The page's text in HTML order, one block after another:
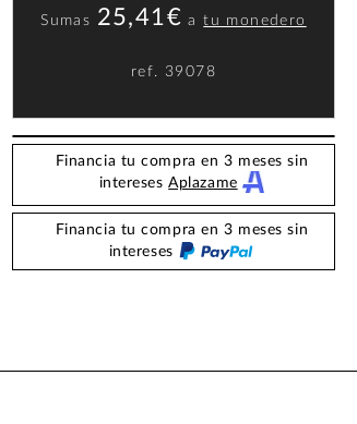
Sumas 25,41€ atu monedero
ref. 39078
Financia tu compra en 3 meses sin
interesesAplazame
Financia tu compra en 3 meses sin
intereses